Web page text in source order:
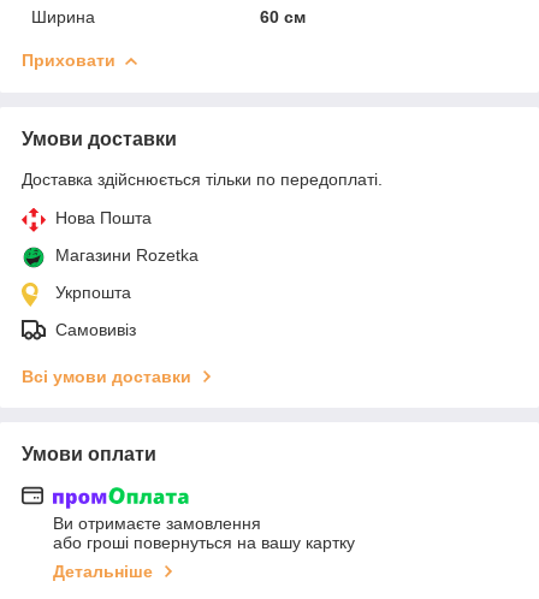
Ширина
60 см
Приховати
Умови доставки
Доставка здійснюється тільки по передоплаті.
Нова Пошта
Магазини Rozetka
Укрпошта
Самовивіз
Всі умови доставки
Умови оплати
Ви отримаєте замовлення
або гроші повернуться на вашу картку
Детальніше